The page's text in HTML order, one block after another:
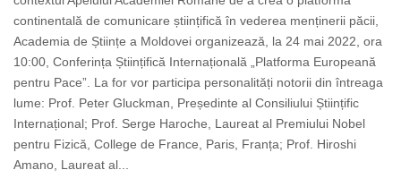
continentală de comunicare științifică în vederea menținerii păcii,
Academia de Științe a Moldovei organizează, la 24 mai 2022, ora
10:00, Conferința Științifică Internațională „Platforma Europeană
pentru Pace”. La for vor participa personalități notorii din întreaga
lume: Prof. Peter Gluckman, Președinte al Consiliului Științific
Internațional; Prof. Serge Haroche, Laureat al Premiului Nobel
pentru Fizică, College de France, Paris, Franța; Prof. Hiroshi
Amano, Laureat al...